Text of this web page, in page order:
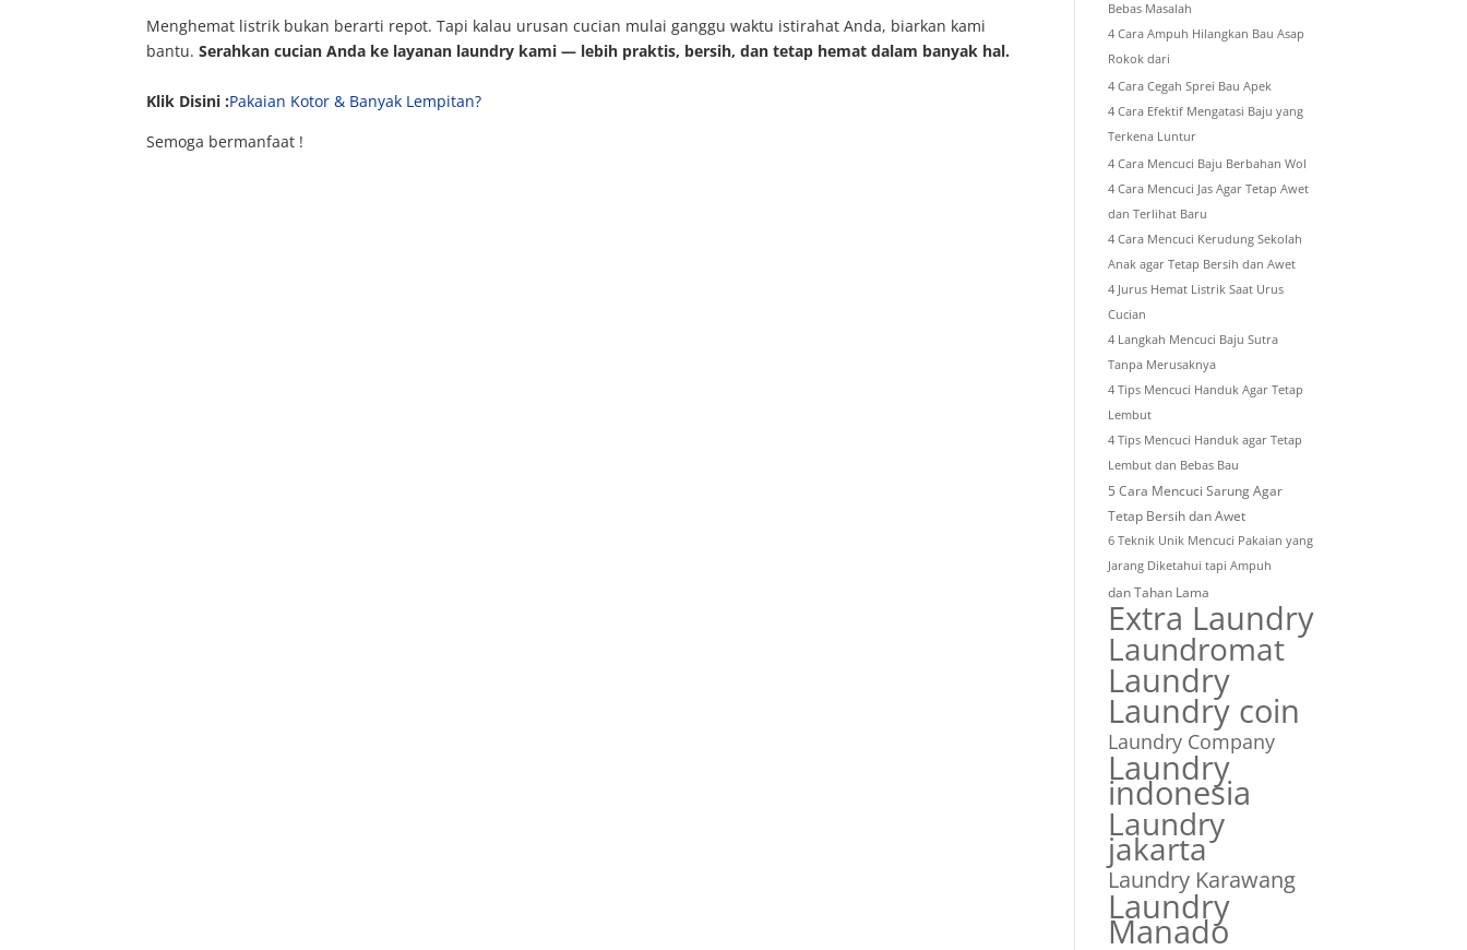
Menghemat listrik bukan berarti repot. Tapi kalau urusan cucian mulai ganggu waktu istirahat Anda, biarkan kami
bantu.Serahkan cucian Anda ke layanan laundry kami — lebih praktis, bersih, dan tetap hemat dalam banyak hal.
Klik Disini :Pakaian Kotor & Banyak Lempitan?
Semoga bermanfaat !
Bebas Masalah
4 Cara Ampuh Hilangkan Bau Asap
Rokok dari
4 Cara Cegah Sprei Bau Apek
4 Cara Efektif Mengatasi Baju yang
Terkena Luntur
4 Cara Mencuci Baju Berbahan Wol
4 Cara Mencuci Jas Agar Tetap Awet
dan Terlihat Baru
4 Cara Mencuci Kerudung Sekolah
Anak agar Tetap Bersih dan Awet
4 Jurus Hemat Listrik Saat Urus
Cucian
4 Langkah Mencuci Baju Sutra
Tanpa Merusaknya
4 Tips Mencuci Handuk Agar Tetap
Lembut
4 Tips Mencuci Handuk agar Tetap
Lembut dan Bebas Bau
5 Cara Mencuci Sarung Agar
Tetap Bersih dan Awet
6 Teknik Unik Mencuci Pakaian yang
Jarang Diketahui tapi Ampuh
dan Tahan Lama
Extra Laundry
Laundromat
Laundry
Laundry coin
Laundry Company
Laundry
indonesia
Laundry
jakarta
Laundry Karawang
Laundry
Manado